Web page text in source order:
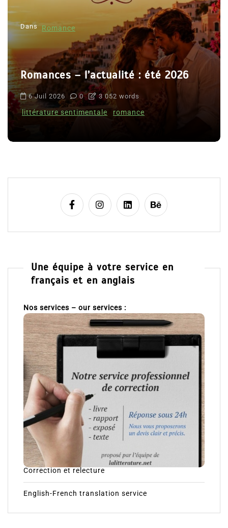
Dans Romance
Romances – l’actualité : été 2026
6 Juil 2026 0 3 052 words
littérature sentimentale romance
Une équipe à votre service en
français et en anglais
Nos services – our services :
Correction et relecture
English-French translation service